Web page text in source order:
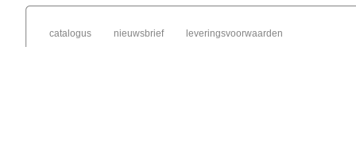
catalogus nieuwsbrief leveringsvoorwaarden